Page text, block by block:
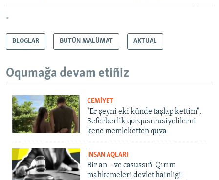
*
BLOGLAR BUTÜN MALÜMAT AKTUAL
Oqumağa devam etiñiz
CEMİYET
"Er şeyni eki künde taşlap kettim".
Seferberlik qorqusı rusiyelilerni
kene memleketten quva
İNSAN AQLARI
Bir an – ve casussıñ. Qırım
mahkemeleri devlet hainligi